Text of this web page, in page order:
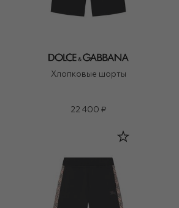
Хлопковые шорты
22 400 ₽